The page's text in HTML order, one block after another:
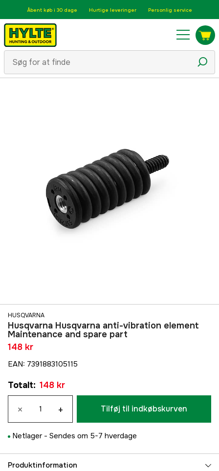
Åbent køb i 30 dage Hurtige leveringer Personlig service
HUSQVARNA
Husqvarna Husqvarna anti-vibration element
Maintenance and spare part
148 kr
EAN: 7391883105115
Totalt: 148 kr
× + Tilføj til indkøbskurven
Netlager - Sendes om 5-7 hverdage
Produktinformation